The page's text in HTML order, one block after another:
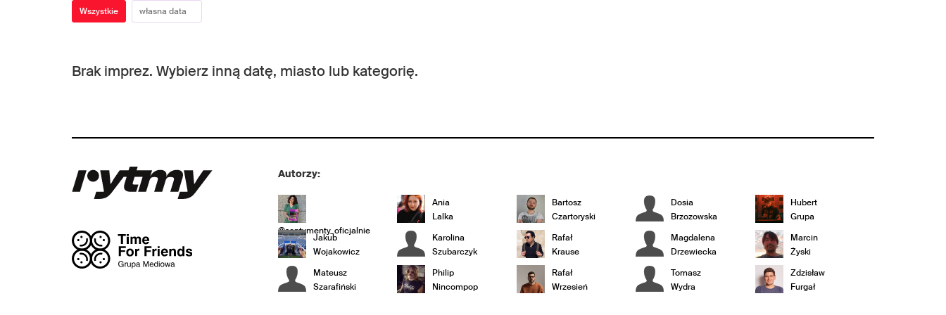
Wszystkie
Brak imprez. Wybierz inną datę, miasto lub kategorię.
Autorzy:
@sentymenty_oficjalnie
Ania
Lalka
Bartosz
Czartoryski
Dosia
Brzozowska
Hubert
Grupa
Jakub
Wojakowicz
Karolina
Szubarczyk
Rafał
Krause
Magdalena
Drzewiecka
Marcin
Żyski
Mateusz
Szarafiński
Philip
Nincompop
Rafał
Wrzesień
Tomasz
Wydra
Zdzisław
Furgał